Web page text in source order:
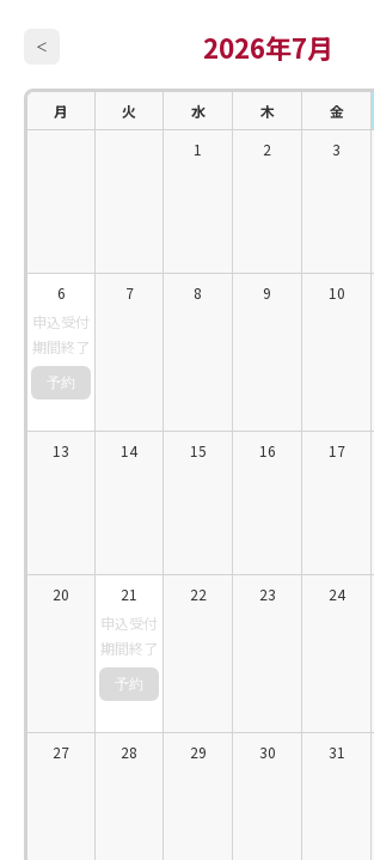
＜ 2026年7月
月 火 水 木 金
1
2 3
6
申込受付
期間終了
7 8 9 10
13 14 15 16 17
20
21
申込受付
期間終了
22 23 24
27 28 29 30 31